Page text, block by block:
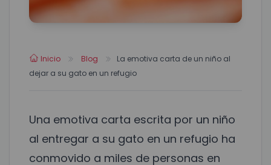
Inicio Blog
La emotiva carta de un niño al
dejar a su gato en un refugio
Una emotiva carta escrita por un niño
al entregar a su gato en un refugio ha
conmovido a miles de personas en